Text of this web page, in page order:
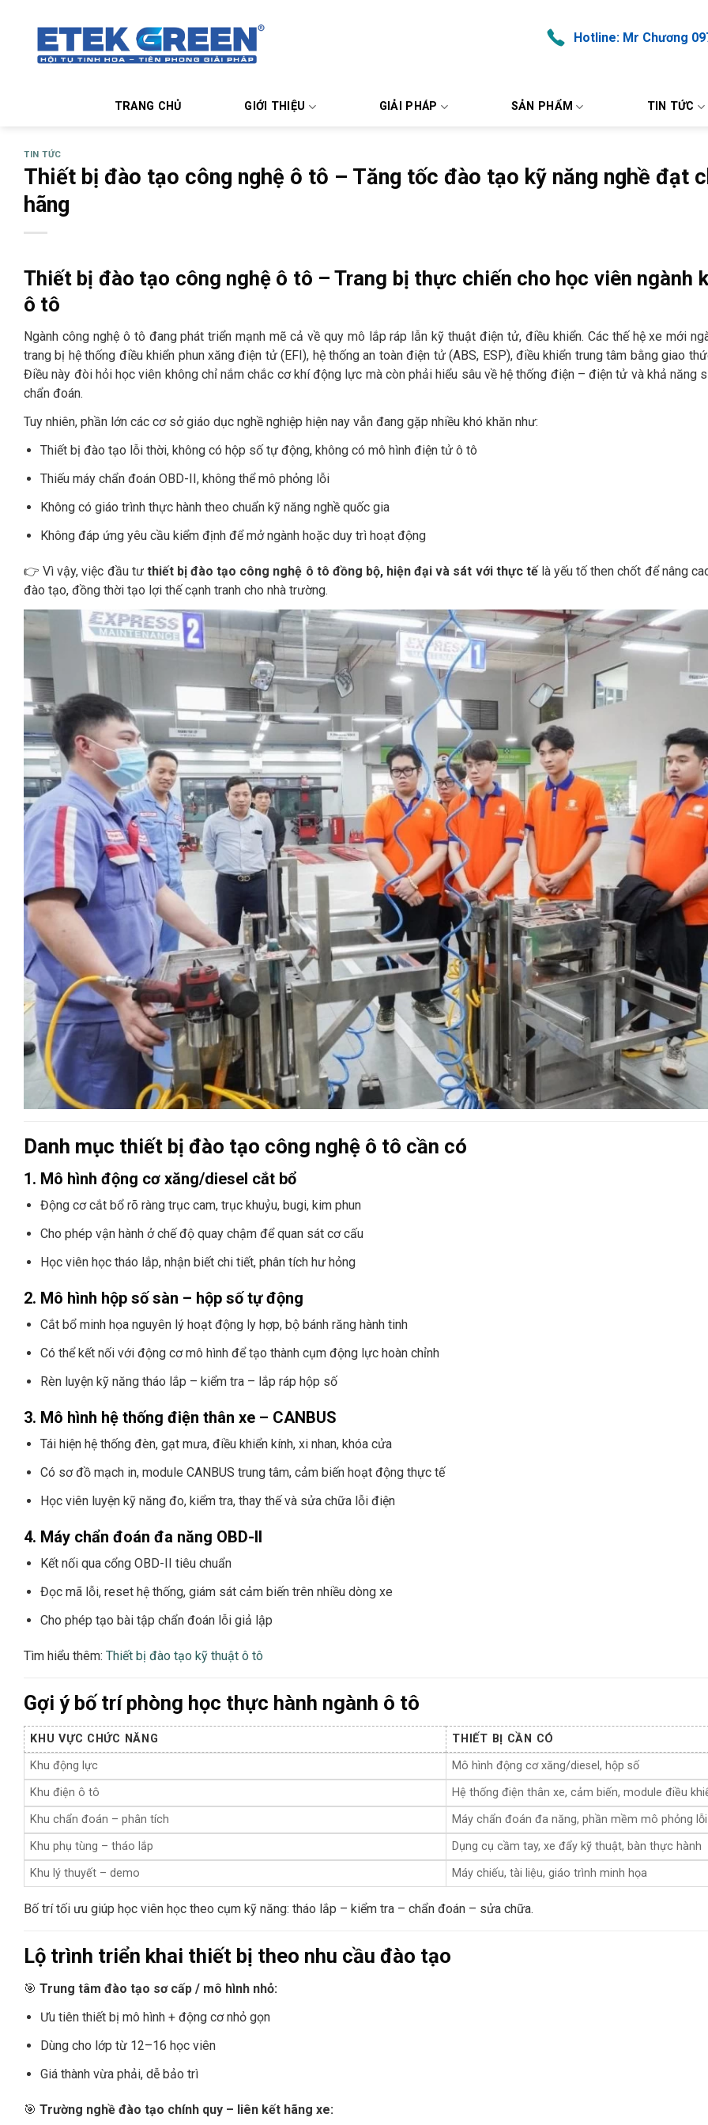
Hotline: Mr Chương
TRANG CHỦ GIỚI THIỆU GIẢI PHÁP SẢN PHẨM TIN TỨC
TIN TỨC
Thiết bị đào tạo công nghệ ô tô – Tăng tốc đào tạo kỹ năng nghề đạt
hãng
Thiết bị đào tạo công nghệ ô tô – Trang bị thực chiến cho học viên ngành
ô tô
Ngành công nghệ ô tô đang phát triển mạnh mẽ cả về quy mô lắp ráp lẫn kỹ thuật điện tử, điều khiển. Các thế hệ xe mới
trang bị hệ thống điều khiển phun xăng điện tử (EFI), hệ thống an toàn điện tử (ABS, ESP), điều khiển trung tâm bằng giao
Điều này đòi hỏi học viên không chỉ nắm chắc cơ khí động lực mà còn phải hiểu sâu về hệ thống điện – điện tử và khả năng
chẩn đoán.
Tuy nhiên, phần lớn các cơ sở giáo dục nghề nghiệp hiện nay vẫn đang gặp nhiều khó khăn như:
Thiết bị đào tạo lỗi thời, không có hộp số tự động, không có mô hình điện tử ô tô
Thiếu máy chẩn đoán OBD-II, không thể mô phỏng lỗi
Không có giáo trình thực hành theo chuẩn kỹ năng nghề quốc gia
Không đáp ứng yêu cầu kiểm định để mở ngành hoặc duy trì hoạt động
👉 Vì vậy, việc đầu tư thiết bị đào tạo công nghệ ô tô đồng bộ, hiện đại và sát với thực tếlà yếu tố then chốt để nâng
đào tạo, đồng thời tạo lợi thế cạnh tranh cho nhà trường.
Danh mục thiết bị đào tạo công nghệ ô tô cần có
1. Mô hình động cơ xăng/diesel cắt bổ
Động cơ cắt bổ rõ ràng trục cam, trục khuỷu, bugi, kim phun
Cho phép vận hành ở chế độ quay chậm để quan sát cơ cấu
Học viên học tháo lắp, nhận biết chi tiết, phân tích hư hỏng
2. Mô hình hộp số sàn – hộp số tự động
Cắt bổ minh họa nguyên lý hoạt động ly hợp, bộ bánh răng hành tinh
Có thể kết nối với động cơ mô hình để tạo thành cụm động lực hoàn chỉnh
Rèn luyện kỹ năng tháo lắp – kiểm tra – lắp ráp hộp số
3. Mô hình hệ thống điện thân xe – CANBUS
Tái hiện hệ thống đèn, gạt mưa, điều khiển kính, xi nhan, khóa cửa
Có sơ đồ mạch in, module CANBUS trung tâm, cảm biến hoạt động thực tế
Học viên luyện kỹ năng đo, kiểm tra, thay thế và sửa chữa lỗi điện
4. Máy chẩn đoán đa năng OBD-II
Kết nối qua cổng OBD-II tiêu chuẩn
Đọc mã lỗi, reset hệ thống, giám sát cảm biến trên nhiều dòng xe
Cho phép tạo bài tập chẩn đoán lỗi giả lập
Tìm hiểu thêm: Thiết bị đào tạo kỹ thuật ô tô
Gợi ý bố trí phòng học thực hành ngành ô tô
KHU VỰC CHỨC NĂNG
THIẾT BỊ CẦN CÓ
Khu động lực
Mô hình động cơ xăng/diesel, hộp số
Khu điện ô tô
Hệ thống điện thân xe, cảm biến, module điều
Khu chẩn đoán – phân tích
Máy chẩn đoán đa năng, phần mềm mô phỏng lỗi
Khu phụ tùng – tháo lắp
Dụng cụ cầm tay, xe đẩy kỹ thuật, bàn thực hành
Khu lý thuyết – demo
Máy chiếu, tài liệu, giáo trình minh họa
Bố trí tối ưu giúp học viên học theo cụm kỹ năng: tháo lắp – kiểm tra – chẩn đoán – sửa chữa.
Lộ trình triển khai thiết bị theo nhu cầu đào tạo
🎯 Trung tâm đào tạo sơ cấp / mô hình nhỏ:
Ưu tiên thiết bị mô hình + động cơ nhỏ gọn
Dùng cho lớp từ 12–16 học viên
Giá thành vừa phải, dễ bảo trì
🎯 Trường nghề đào tạo chính quy – liên kết hãng xe: